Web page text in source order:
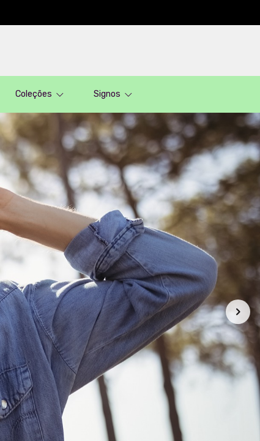
Coleções Signos
Menor preço Produtos Categorias
Camiseta Baby Long | Virgem | Um
mundo perfeito seria um mundo
VEGANO! | Color
R$ 89,90